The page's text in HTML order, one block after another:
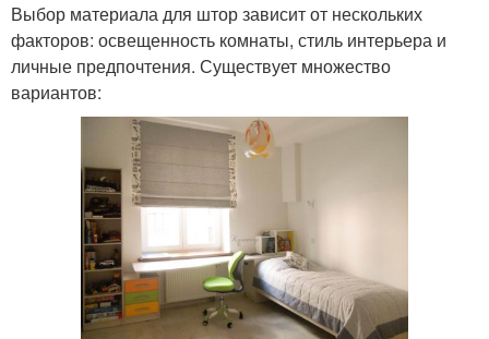
Выбор материала для штор зависит от нескольких
факторов: освещенность комнаты, стиль интерьера и
личные предпочтения. Существует множество
вариантов: